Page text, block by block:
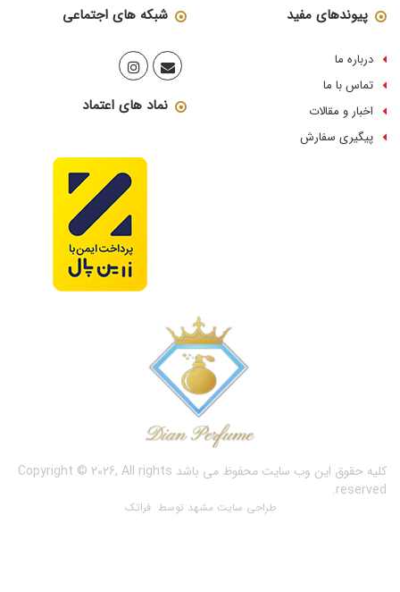
پیوندهای مفید
درباره ما
تماس با ما
اخبار و مقالات
پیگیری سفارش
شبکه های اجتماعی
نماد های اعتماد
کلیه حقوق این وب سایت محفوظ می باشد Copyright © 2026, All rights
reserved.
طراحی سایت مشهد توسط فراتک